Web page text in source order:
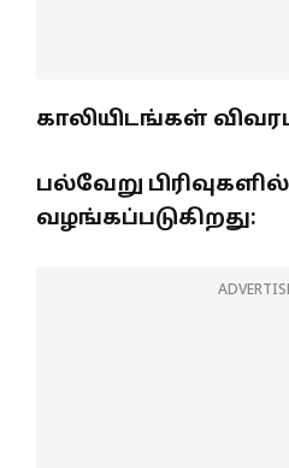
காலியிடங்கள்
பல்வேறு
வழங்கப்படுகிறது: